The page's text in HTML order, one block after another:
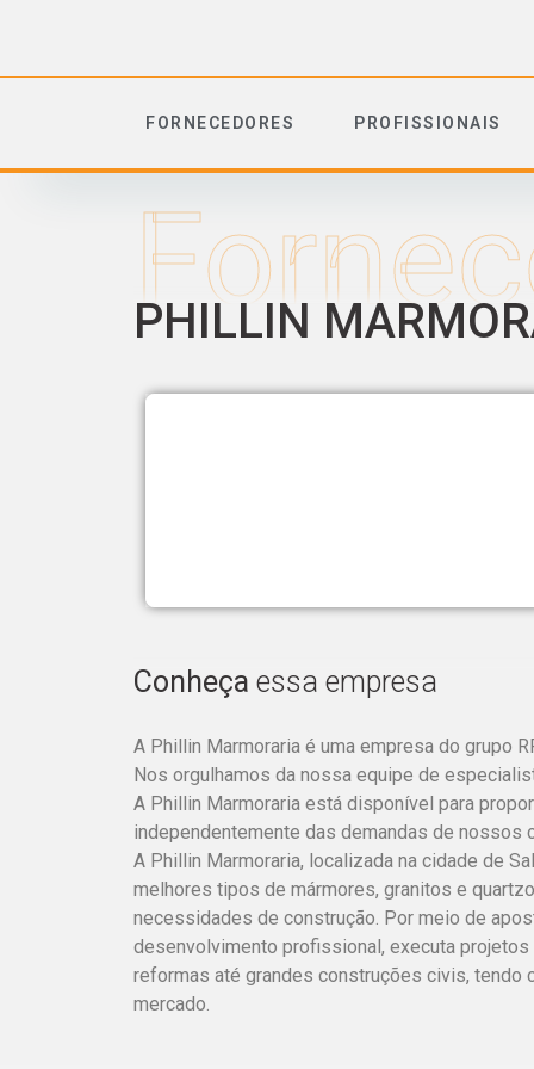
FORNECEDORES PROFISSIONAIS
PHILLIN
Conheça essa empresa
A Phillin Marmoraria é uma empresa do grupo
Nos orgulhamos da nossa equipe de
A Phillin Marmoraria está disponível para
independentemente das demandas de nossos
A Phillin Marmoraria, localizada na cidade de
melhores tipos de mármores, granitos e
necessidades de construção. Por meio de
desenvolvimento profissional, executa
reformas até grandes construções civis, tendo
mercado.